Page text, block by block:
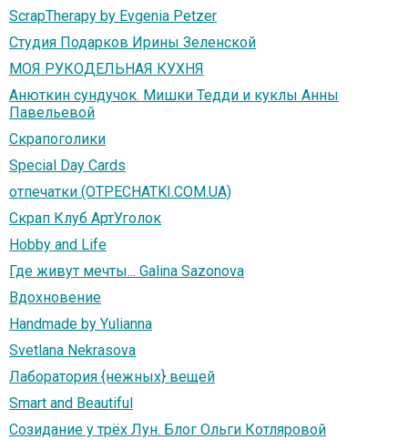
ScrapTherapy by Evgenia Petzer
Студия Подарков Ирины Зеленской
МОЯ РУКОДЕЛЬНАЯ КУХНЯ
Анюткин сундучок. Мишки Тедди и куклы Анны
Павельевой
Скрапоголики
Special Day Cards
отпечатки (OTPECHATKI.COM.UA)
Скрап Клуб АртУголок
Hobby and Life
Где живут мечты... Galina Sazonova
Вдохновение
Handmade by Yulianna
Svetlana Nekrasova
Лаборатория {нежных} вещей
Smart and Beautiful
Созидание у трёх Лун. Блог Ольги Котляровой